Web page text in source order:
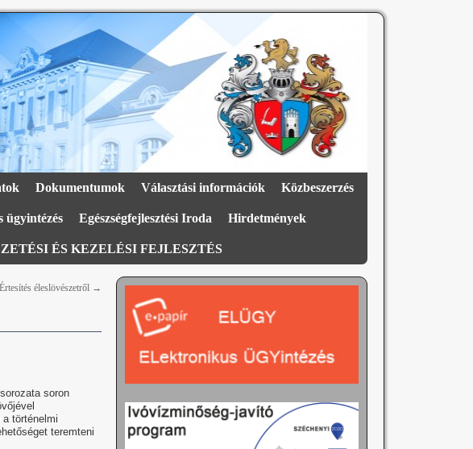
Dokumentumok Választási információk Közbeszerzés
Egészségfejlesztési Iroda Hirdetmények
ÉS KEZELÉSI FEJLESZTÉS
Értesítés éleslövészetről →
soron
történelmi
teremteni